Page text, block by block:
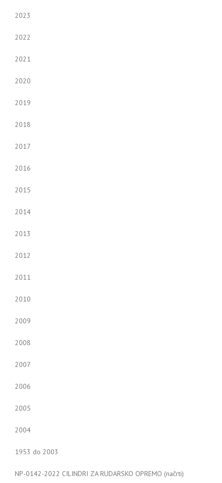
2023
2022
2021
2020
2019
2018
2017
2016
2015
2014
2013
2012
2011
2010
2009
2008
2007
2006
2005
2004
1953 do 2003
NP-0142-2022 CILINDRI ZA RUDARSKO OPREMO (načrti)